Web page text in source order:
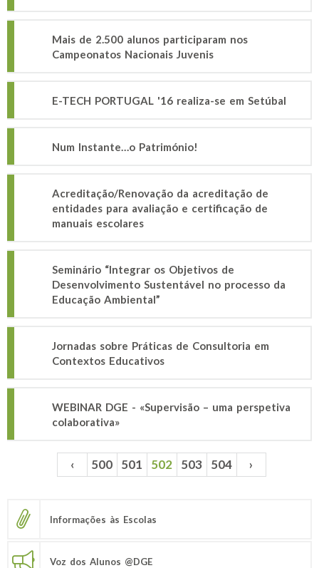
Mais de 2.500 alunos participaram nos
Campeonatos Nacionais Juvenis
E-TECH PORTUGAL '16 realiza-se em Setúbal
Num Instante…o Património!
Acreditação/Renovação da acreditação de
entidades para avaliação e certificação de
manuais escolares
Seminário “Integrar os Objetivos de
Desenvolvimento Sustentável no processo da
Educação Ambiental”
Jornadas sobre Práticas de Consultoria em
Contextos Educativos
WEBINAR DGE - «Supervisão – uma perspetiva
colaborativa»
Páginas ‹ 500 501 502 503 504 ›
Informações às Escolas
Voz dos Alunos @DGE